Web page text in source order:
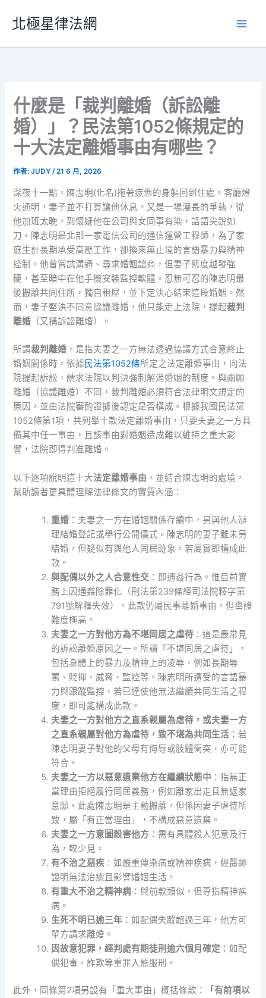
要
北極星律法網
什麼是「裁判離婚（訴訟離
婚）」？民法第1052條規定的
十大法定離婚事由有哪些？
作者:JUDY/21 6 月, 2026
深夜十一點，陳志明(化名)拖著疲憊的身軀回到住處，客廳燈
火通明，妻子並不打算讓他休息。又是一場漫長的爭執，從
他加班太晚，到懷疑他在公司與女同事有染，話語尖銳如
刀。陳志明是北部一家電信公司的通信運營工程師，為了家
庭生計長期承受高壓工作，卻換來無止境的言語暴力與精神
控制。他曾嘗試溝通、尋求婚姻諮商，但妻子態度越發強
硬，甚至暗中在他手機安裝監控軟體。忍無可忍的陳志明最
後搬離共同住所，獨自租屋，並下定決心結束這段婚姻。然
而，妻子堅決不同意協議離婚，他只能走上法院，提起裁判
離婚 （又稱訴訟離婚）。
所謂裁判離婚 ，是指夫妻之一方無法透過協議方式合意終止
婚姻關係時，依據民法第1052條所定之法定離婚事由，向法
院提起訴訟，請求法院以判決強制解消婚姻的制度。與兩願
離婚（協議離婚）不同，裁判離婚必須符合法律明文規定的
原因，並由法院審酌證據後認定是否構成。根據我國民法第
1052條第1項，共列舉十款法定離婚事由，只要夫妻之一方具
備其中任一事由，且該事由對婚姻造成難以維持之重大影
響，法院即得判准離婚。
以下逐項說明這十大法定離婚事由 ，並結合陳志明的處境，
幫助讀者更具體理解法律條文的實質內涵：
重婚 ：夫妻之一方在婚姻關係存續中，另與他人辦
理結婚登記或舉行公開儀式。陳志明的妻子雖未另
結婚，但疑似有與他人同居跡象，若屬實即構成此
款。
與配偶以外之人合意性交 ：即通姦行為。惟目前實
務上因通姦除罪化（刑法第239條經司法院釋字第
791號解釋失效），此款仍屬民事離婚事由，但舉證
難度極高。
夫妻之一方對他方為不堪同居之虐待 ：這是最常見
的訴訟離婚原因之一。所謂「不堪同居之虐待」，
包括身體上的暴力及精神上的凌辱，例如長期辱
罵、貶抑、威脅、監控等。陳志明所遭受的言語暴
力與跟蹤監控，若已達使他無法繼續共同生活之程
度，即可能構成此款。
夫妻之一方對他方之直系親屬為虐待，或夫妻一方
之直系親屬對他方為虐待，致不堪為共同生活 ：若
陳志明妻子對他的父母有侮辱或肢體衝突，亦可能
符合。
夫妻之一方以惡意遺棄他方在繼續狀態中 ：指無正
當理由拒絕履行同居義務，例如離家出走且無返家
意願。此處陳志明是主動搬離，但係因妻子虐待所
致，屬「有正當理由」，不構成惡意遺棄。
夫妻之一方意圖殺害他方 ：需有具體殺人犯意及行
為，較少見。
有不治之惡疾 ：如嚴重傳染病或精神疾病，經醫師
證明無法治癒且影響婚姻生活。
有重大不治之精神病 ：與前款類似，但專指精神疾
病。
生死不明已逾三年 ：如配偶失蹤超過三年，他方可
單方請求離婚。
因故意犯罪，經判處有期徒刑逾六個月確定 ：如配
偶犯毒、詐欺等重罪入監服刑。
此外，同條第2項另設有「重大事由」概括條款：
「有前項以